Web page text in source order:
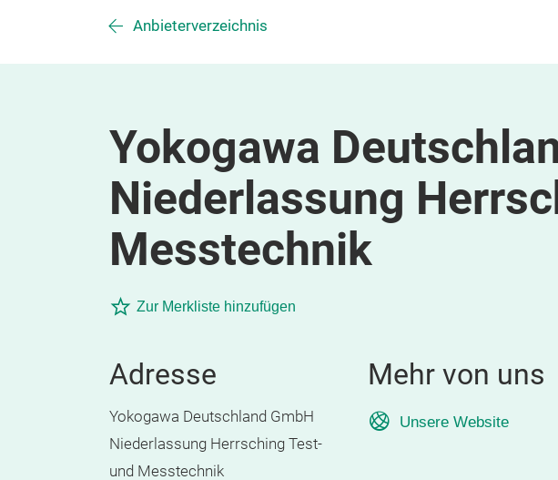
Anbieterverzeichnis
Yokogawa
Niederlassung
Messtechnik
Zur Merkliste hinzufügen
Adresse
Yokogawa Deutschland GmbH
Niederlassung Herrsching Test-
und Messtechnik
Mehr von uns
Unsere Website